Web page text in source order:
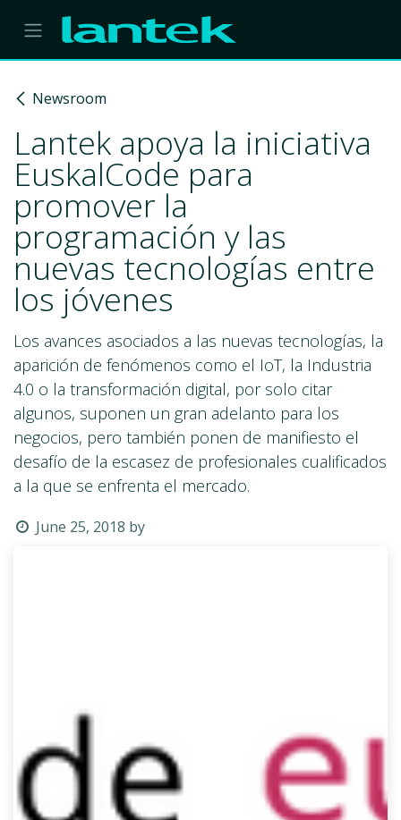
Skip to Content
Newsroom
Lantek apoya la iniciativa
EuskalCode para
promover la
programación y las
nuevas tecnologías entre
los jóvenes
Los avances asociados a las nuevas tecnologías, la
aparición de fenómenos como el IoT, la Industria
4.0 o la transformación digital, por solo citar
algunos, suponen un gran adelanto para los
negocios, pero también ponen de manifiesto el
desafío de la escasez de profesionales cualificados
a la que se enfrenta el mercado.
June 25, 2018 by